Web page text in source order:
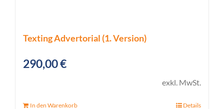
Texting Advertorial (1. Version)
290,00€
exkl. MwSt.
In den Warenkorb Details